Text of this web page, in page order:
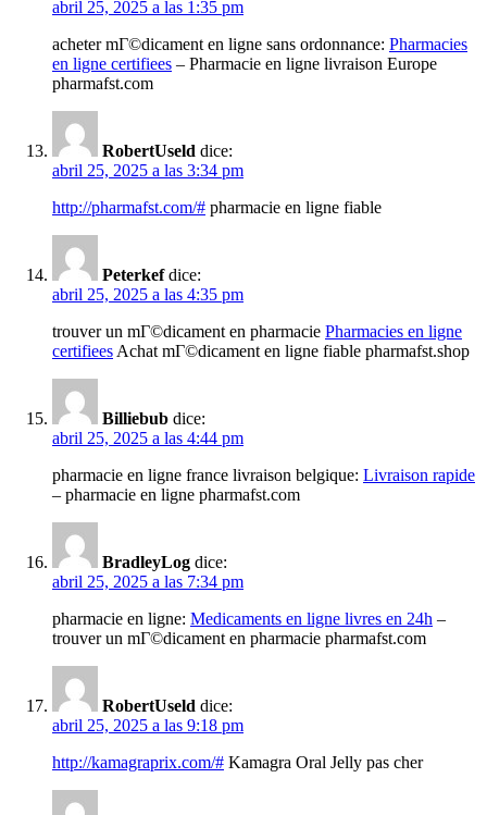
abril 25, 2025 a las 1:35 pm
acheter mГ©dicament en ligne sans ordonnance: Pharmacies
en ligne certifiees – Pharmacie en ligne livraison Europe
pharmafst.com
RobertUseld dice:
abril 25, 2025 a las 3:34 pm
http://pharmafst.com/# pharmacie en ligne fiable
Peterkef dice:
abril 25, 2025 a las 4:35 pm
trouver un mГ©dicament en pharmacie Pharmacies en ligne
certifiees Achat mГ©dicament en ligne fiable pharmafst.shop
Billiebub dice:
abril 25, 2025 a las 4:44 pm
pharmacie en ligne france livraison belgique: Livraison rapide
– pharmacie en ligne pharmafst.com
BradleyLog dice:
abril 25, 2025 a las 7:34 pm
pharmacie en ligne: Medicaments en ligne livres en 24h –
trouver un mГ©dicament en pharmacie pharmafst.com
RobertUseld dice:
abril 25, 2025 a las 9:18 pm
http://kamagraprix.com/# Kamagra Oral Jelly pas cher